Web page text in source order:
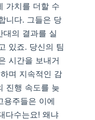
가치를 더할 수
니다. 그들은 당
대의 결과를 실
있죠. 당신의 팀
시간을 보내거
며 지속적인 감
진행 속도를 늦
용주들은 이에
다수는요! 왜냐